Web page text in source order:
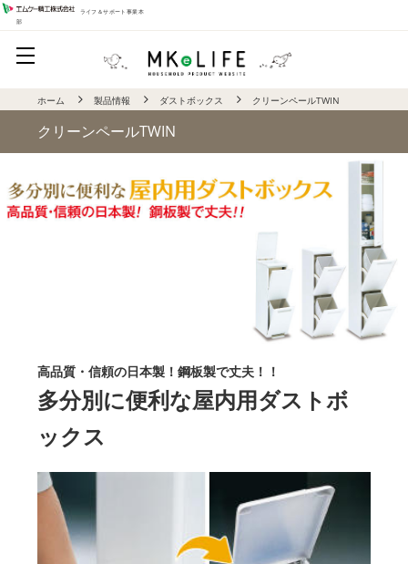
ライフ＆サポート事業本
部
ホーム 製品情報 ダストボックス クリーンペールTWIN
クリーンペールTWIN
高品質・信頼の日本製！鋼板製で丈夫！！
多分別に便利な屋内用ダストボ
ックス